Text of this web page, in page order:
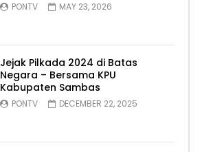
PONTV MAY 23, 2026
Jejak Pilkada 2024 di Batas
Negara – Bersama KPU
Kabupaten Sambas
PONTV DECEMBER 22, 2025